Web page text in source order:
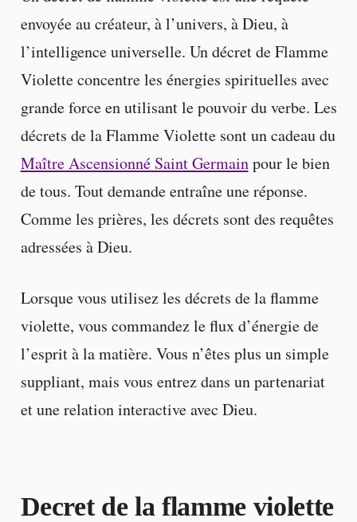
envoyée au créateur, à l’univers, à Dieu, à
l’intelligence universelle. Un décret de Flamme
Violette concentre les énergies spirituelles avec
grande force en utilisant le pouvoir du verbe. Les
décrets de la Flamme Violette sont un cadeau du
Maître Ascensionné Saint Germainpour le bien
de tous. Tout demande entraîne une réponse.
Comme les prières, les décrets sont des requêtes
adressées à Dieu.
Lorsque vous utilisez les décrets de la flamme
violette, vous commandez le flux d’énergie de
l’esprit à la matière. Vous n’êtes plus un simple
suppliant, mais vous entrez dans un partenariat
et une relation interactive avec Dieu.
Decret de la flamme violette